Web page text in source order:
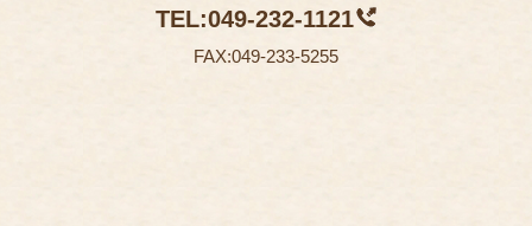
TEL:049-232-1121
FAX:049-233-5255